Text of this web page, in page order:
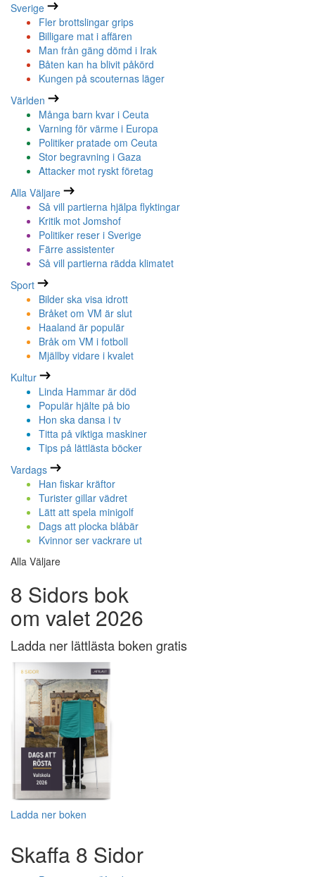
Sverige
Fler brottslingar grips
Billigare mat i affären
Man från gäng dömd i Irak
Båten kan ha blivit påkörd
Kungen på scouternas läger
Världen
Många barn kvar i Ceuta
Varning för värme i Europa
Politiker pratade om Ceuta
Stor begravning i Gaza
Attacker mot ryskt företag
Alla Väljare
Så vill partierna hjälpa flyktingar
Kritik mot Jomshof
Politiker reser i Sverige
Färre assistenter
Så vill partierna rädda klimatet
Sport
Bilder ska visa idrott
Bråket om VM är slut
Haaland är populär
Bråk om VM i fotboll
Mjällby vidare i kvalet
Kultur
Linda Hammar är död
Populär hjälte på bio
Hon ska dansa i tv
Titta på viktiga maskiner
Tips på lättlästa böcker
Vardags
Han fiskar kräftor
Turister gillar vädret
Lätt att spela minigolf
Dags att plocka blåbär
Kvinnor ser vackrare ut
Alla Väljare
8 Sidors bok
om valet 2026
Ladda ner lättlästa boken gratis
Ladda ner boken
Skaffa 8 Sidor